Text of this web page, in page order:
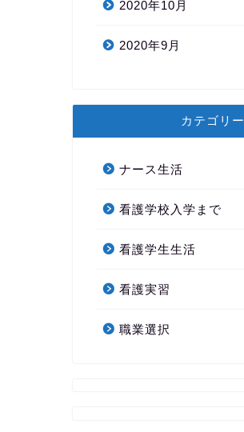
2020年10月
2020年9月
カテゴリー
ナース生活
看護学校入学まで
看護学生生活
看護実習
職業選択